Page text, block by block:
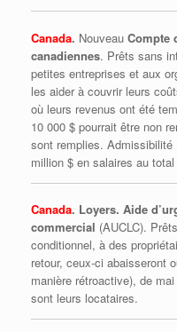
Canada. Nouveau Compte
canadiennes. Prêts sans
petites entreprises et aux
les aider à couvrir leurs
où leurs revenus ont été
10 000 $ pourrait être non
sont remplies.
million $ en salaires au
Canada. Loyers. Aide
commercial (AUCLC).
conditionnel, à des
retour, ceux-ci abaisseront
manière rétroactive), de
sont leurs locataires.